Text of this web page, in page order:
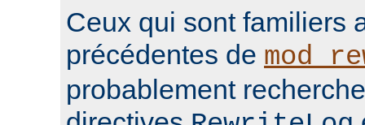
Ceux qui sont familiers
précédentes de
probablement